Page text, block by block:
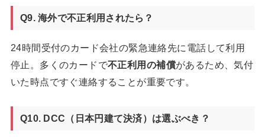
Q9. 海外で不正利用されたら？
24時間受付のカード会社の緊急連絡先に電話して利用
停止。多くのカードで不正利用の補償があるため、気付
いた時点ですぐ連絡することが重要です。
Q10. DCC（日本円建て決済）は選ぶべき？